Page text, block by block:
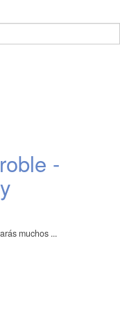
-
muchos ...